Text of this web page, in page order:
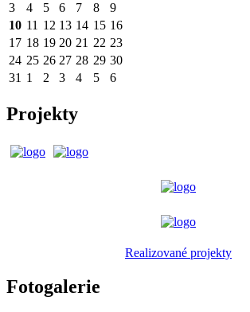
3
4 5 6 7 8
9
10 11 12 13 14 15 16
17 18 19 20 21 22 23
24 25 26 27 28 29 30
31 1 2 3 4 5 6
Projekty
Realizované projekty
Fotogalerie